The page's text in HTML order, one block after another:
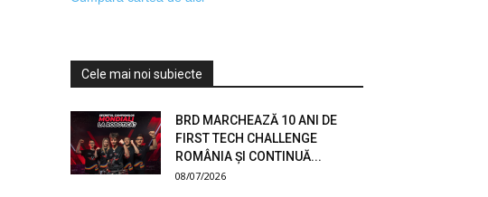
Cele mai noi subiecte
BRD MARCHEAZĂ 10 ANI DE
FIRST TECH CHALLENGE
ROMÂNIA ȘI CONTINUĂ...
08/07/2026